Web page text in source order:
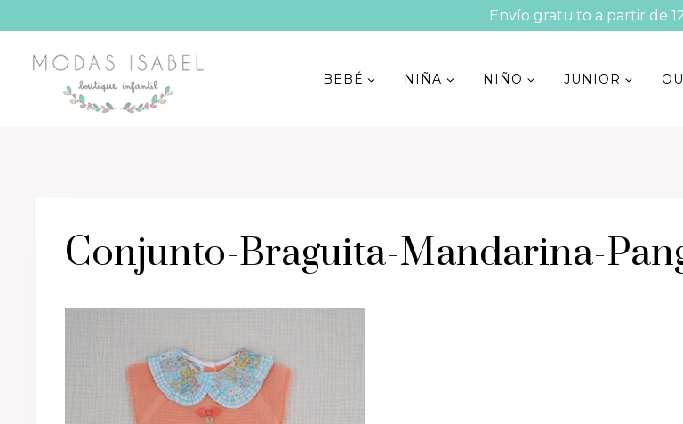
al
contenido
Envío gratuito a partir de
BEBÉ NIÑA NIÑO JUNIOR
Conjunto-Braguita-Mandarina-